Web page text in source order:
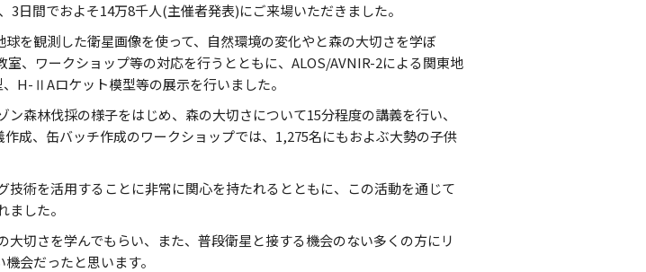
日間でおよそ14万8千人(主催者発表)にご来場いただきました。
を観測した衛星画像を使って、自然環境の変化やと森の大切さを学ぼ
、ワークショップ等の対応を行うとともに、ALOS/AVNIR-2による関東地
H-ⅡAロケット模型等の展示を行いました。
森林伐採の様子をはじめ、森の大切さについて15分程度の講義を行い、
成、缶バッチ作成のワークショップでは、1,275名にもおよぶ大勢の子供
術を活用することに非常に関心を持たれるとともに、この活動を通じて
した。
切さを学んでもらい、また、普段衛星と接する機会のない多くの方にリ
会だったと思います。